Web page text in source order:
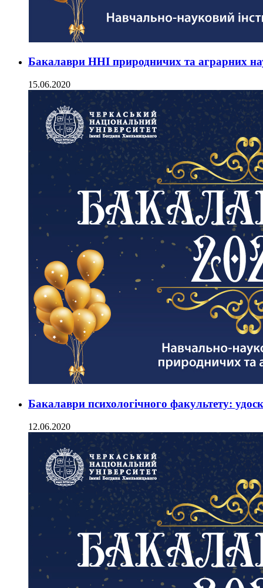
Бакалаври ННІ природничих та аграрних
15.06.2020
Бакалаври психологічного факультету:
12.06.2020